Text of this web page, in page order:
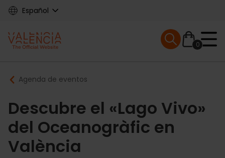
Skip
content
Español
Main
navigation
0
Mobile menu
Breadcrumb
Agenda de eventos
Descubre el «Lago Vivo»
del Oceanogràfic en
València